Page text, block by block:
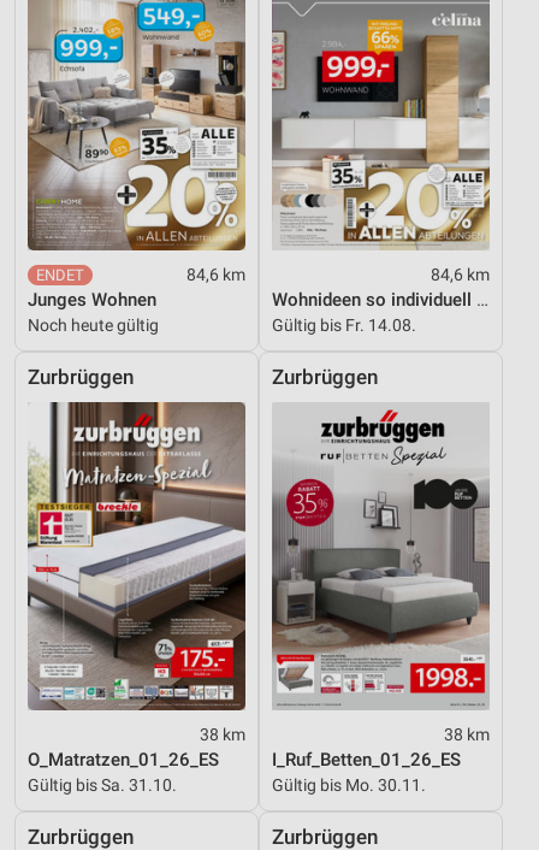
84,6 km
Junges Wohnen
Noch heute gültig
84,6 km
Wohnideen so individuell wie du!
Gültig bis Fr. 14.08.
Zurbrüggen
38 km
O_Matratzen_01_26_ES
Gültig bis Sa. 31.10.
Zurbrüggen
38 km
I_Ruf_Betten_01_26_ES
Gültig bis Mo. 30.11.
Zurbrüggen Zurbrüggen